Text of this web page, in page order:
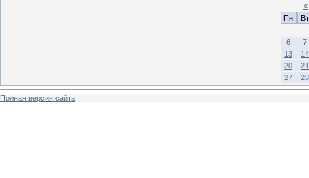
«
Пн
Вт
6
7
13
14
20
21
27
28
Полная версия сайта